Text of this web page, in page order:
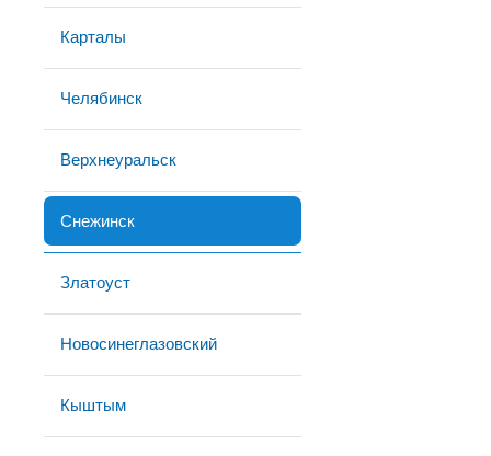
Карталы
Челябинск
Верхнеуральск
Снежинск
Златоуст
Новосинеглазовский
Кыштым